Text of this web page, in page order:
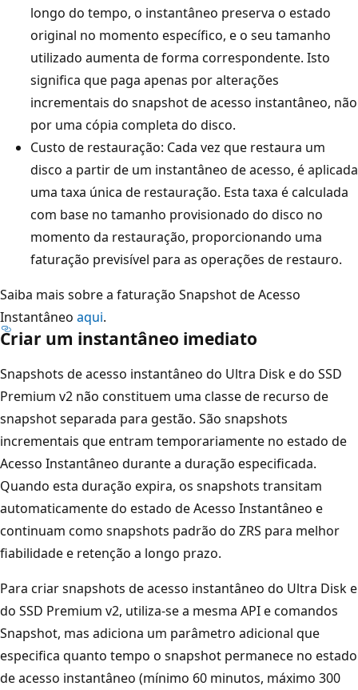
longo do tempo, o instantâneo preserva o estado
original no momento específico, e o seu tamanho
utilizado aumenta de forma correspondente. Isto
significa que paga apenas por alterações
incrementais do snapshot de acesso instantâneo, não
por uma cópia completa do disco.
Custo de restauração: Cada vez que restaura um
disco a partir de um instantâneo de acesso, é aplicada
uma taxa única de restauração. Esta taxa é calculada
com base no tamanho provisionado do disco no
momento da restauração, proporcionando uma
faturação previsível para as operações de restauro.
Saiba mais sobre a faturação Snapshot de Acesso
Instantâneo aqui.
Criar um instantâneo imediato
Snapshots de acesso instantâneo do Ultra Disk e do SSD
Premium v2 não constituem uma classe de recurso de
snapshot separada para gestão. São snapshots
incrementais que entram temporariamente no estado de
Acesso Instantâneo durante a duração especificada.
Quando esta duração expira, os snapshots transitam
automaticamente do estado de Acesso Instantâneo e
continuam como snapshots padrão do ZRS para melhor
fiabilidade e retenção a longo prazo.
Para criar snapshots de acesso instantâneo do Ultra Disk e
do SSD Premium v2, utiliza-se a mesma API e comandos
Snapshot, mas adiciona um parâmetro adicional que
especifica quanto tempo o snapshot permanece no estado
de acesso instantâneo (mínimo 60 minutos, máximo 300